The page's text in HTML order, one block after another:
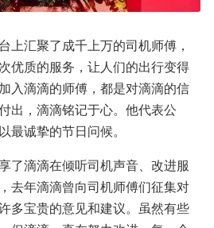
上汇聚了成千上万的司机师傅，
优质的服务，让人们的出行变得
入滴滴的师傅，都是对滴滴的信
出，滴滴铭记于心。他代表公
最诚挚的节日问候。
了滴滴在倾听司机声音、改进服
去年滴滴曾向司机师傅们征集对
多宝贵的意见和建议。虽然有些